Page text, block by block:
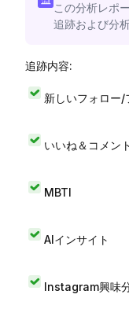
この分析レポ
追跡および分
追跡内容:
新しいフォロー/
いいね＆コメン
MBTI
AIインサイト
Instagram興味